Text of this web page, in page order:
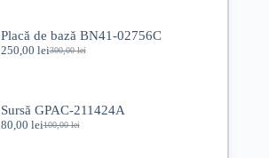
fost:
15,00 lei.
10,00 lei.
Placă de bază BN41-02756C
300,00lei
Prețul
300,00 lei.
250,00 leiPrețul
Sursă GPAC-211424A
100,00lei
Prețul
80,00 leiPrețul